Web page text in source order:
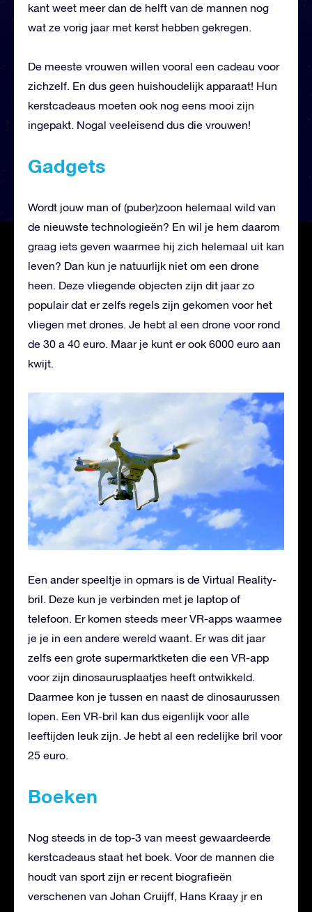
kant weet meer dan de helft van de mannen nog
wat ze vorig jaar met kerst hebben gekregen.
De meeste vrouwen willen vooral een cadeau voor
zichzelf. En dus geen huishoudelijk apparaat! Hun
kerstcadeaus moeten ook nog eens mooi zijn
ingepakt. Nogal veeleisend dus die vrouwen!
Gadgets
Wordt jouw man of (puber)zoon helemaal wild van
de nieuwste technologieën? En wil je hem daarom
graag iets geven waarmee hij zich helemaal uit kan
leven? Dan kun je natuurlijk niet om een drone
heen. Deze vliegende objecten zijn dit jaar zo
populair dat er zelfs regels zijn gekomen voor het
vliegen met drones. Je hebt al een drone voor rond
de 30 a 40 euro. Maar je kunt er ook 6000 euro aan
kwijt.
Een ander speeltje in opmars is de Virtual Reality-
bril. Deze kun je verbinden met je laptop of
telefoon. Er komen steeds meer VR-apps waarmee
je je in een andere wereld waant. Er was dit jaar
zelfs een grote supermarktketen die een VR-app
voor zijn dinosaurusplaatjes heeft ontwikkeld.
Daarmee kon je tussen en naast de dinosaurussen
lopen. Een VR-bril kan dus eigenlijk voor alle
leeftijden leuk zijn. Je hebt al een redelijke bril voor
25 euro.
Boeken
Nog steeds in de top-3 van meest gewaardeerde
kerstcadeaus staat het boek. Voor de mannen die
houdt van sport zijn er recent biografieën
verschenen van Johan Cruijff, Hans Kraay jr en